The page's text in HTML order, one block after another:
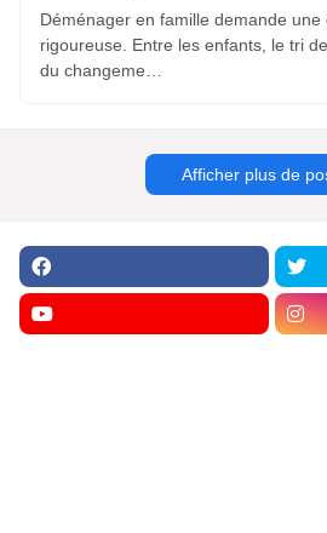
Déménager en famille demande une
rigoureuse. Entre les enfants, le tri
du changeme…
Afficher plus de